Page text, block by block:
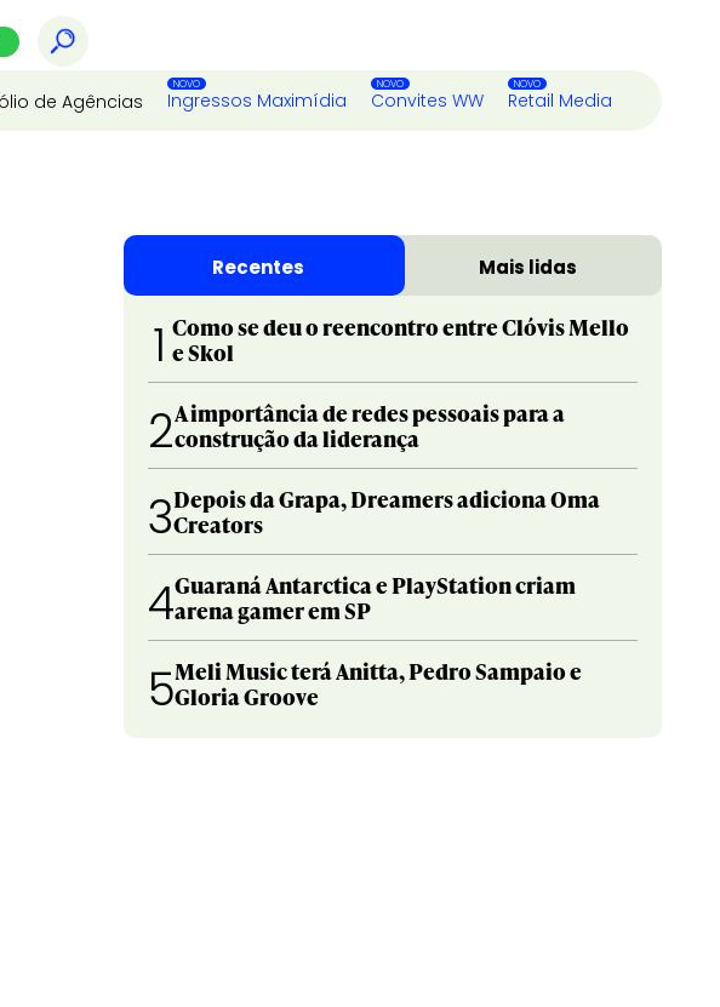
de Agências Ingressos Maximídia Convites WW Retail Media
Recentes Mais lidas
1 Como se deu o reencontro entre Clóvis Mello
e Skol
2A importância de redes pessoais para a
construção da liderança
3Depois da Grapa, Dreamers adiciona Oma
Creators
4Guaraná Antarctica e PlayStation criam
arena gamer em SP
5Meli Music terá Anitta, Pedro Sampaio e
Gloria Groove